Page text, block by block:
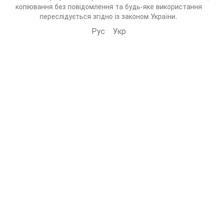
копіювання без повідомлення та будь-яке використання
переслідується згідно із законом України.
Рус Укр